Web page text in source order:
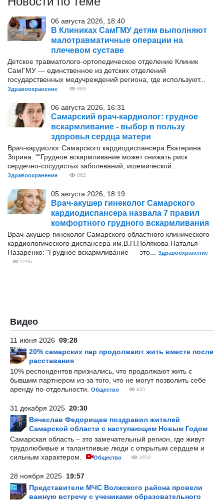
06 августа 2026, 18:40
В Клиниках СамГМУ детям выполняют
малотравматичные операции на
плечевом суставе
Детское травматолого-ортопедическое отделение Клиник
СамГМУ — единственное из детских отделений
государственных медучреждений региона, где используют...
Здравоохранение 889
06 августа 2026, 16:31
Самарский врач-кардиолог: грудное
вскармливание - выбор в пользу
здоровья сердца матери
Врач-кардиолог Самарского кардиодиспансера Екатерина
Зорина: ""Грудное вскармливание может снижать риск
сердечно-сосудистых заболеваний, ишемической...
Здравоохранение 862
05 августа 2026, 18:19
Врач-акушер гинеколог Самарского
кардиодиспансера назвала 7 правил
комфортного грудного вскармливания
Врач-акушер-гинеколог Самарского областного клинического
кардиологического диспансера им.В.П.Полякова Наталья
Назаренко: "Грудное вскармливание — это...
Здравоохранение
1296
Видео
11 июня 2026 09:28
20% самарских пар продолжают жить вместе после
расставания
10% респондентов признались, что продолжают жить с
бывшим партнером из-за того, что не могут позволить себе
аренду по-отдельности.
Общество 835
31 декабря 2025 20:30
Вячеслав Федорищев поздравил жителей
Самарской области с наступающим Новым Годом
Самарская область – это замечательный регион, где живут
трудолюбивые и талантливые люди с открытым сердцем и
сильным характером.
Общество 2652
28 ноября 2025 19:57
Представители МЧС Волжского района провели
важную встречу с учениками образовательного